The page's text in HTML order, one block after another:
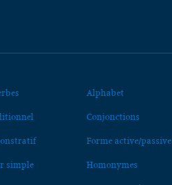
Alphabet
Conjonctions
Forme active/passive
simple Homonymes